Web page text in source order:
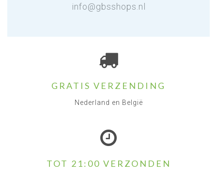
info@gbsshops.nl
GRATIS VERZENDING
Nederland en België
TOT 21:00 VERZONDEN